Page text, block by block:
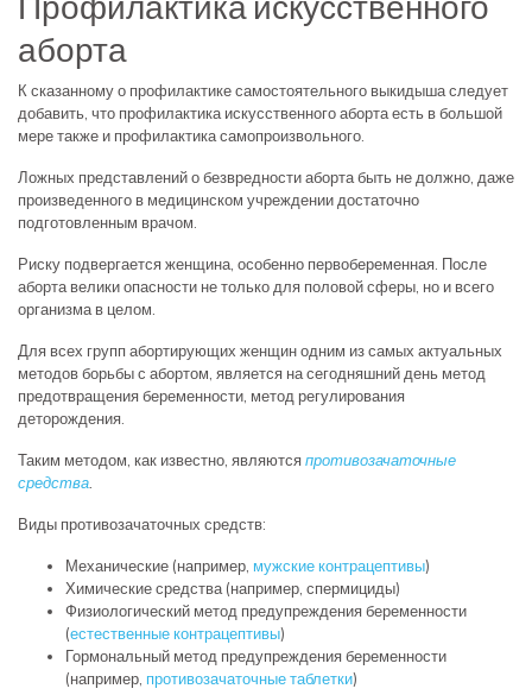
аборта
К сказанному о профилактике самостоятельного выкидыша следует
добавить, что профилактика искусственного аборта есть в большой
мере также и профилактика самопроизвольного.
Ложных представлений о безвредности аборта быть не должно, даже
произведенного в медицинском учреждении достаточно
подготовленным врачом.
Риску подвергается женщина, особенно первобеременная. После
аборта велики опасности не только для половой сферы, но и всего
организма в целом.
Для всех групп абортирующих женщин одним из самых актуальных
методов борьбы с абортом, является на сегодняшний день метод
предотвращения беременности, метод регулирования
деторождения.
Таким методом, как известно, являютсяпротивозачаточные
средства
Виды противозачаточных средств:
Механические (например, мужские контрацептивы)
Химические средства (например, спермициды)
Физиологический метод предупреждения беременности
(естественные контрацептивы)
Гормональный метод предупреждения беременности
(например, противозачаточные таблетки)